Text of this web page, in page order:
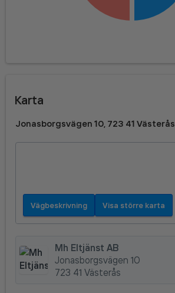
Karta
Jonasborgsvägen 10, 723 41 Västerås
Vägbeskrivning Visa större karta
Mh Eltjänst AB
Jonasborgsvägen 10
723 41 Västerås